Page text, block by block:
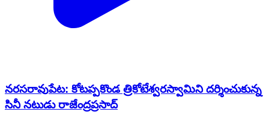
నరసరావుపేట: కోటప్పకొండ త్రికోటేశ్వరస్వామిని దర్శించుకున్న
సినీ నటుడు రాజేంద్రప్రసాద్